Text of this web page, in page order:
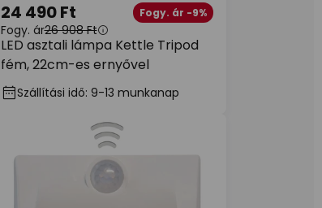
LED asztali lámpa Kettle Tripod
fém, 22cm-es ernyővel
24 490 Ft Fogy. ár -9%
Fogy. ár26 908 Ft
Szállítási idő: 9-13 munkanap